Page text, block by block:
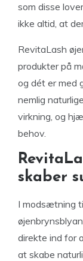
som disse
ikke altid, at
RevitaLash
produkter på
og dét er med
nemlig
virkning, og
behov.
skaber
I modsætning
direkte ind for
at skabe